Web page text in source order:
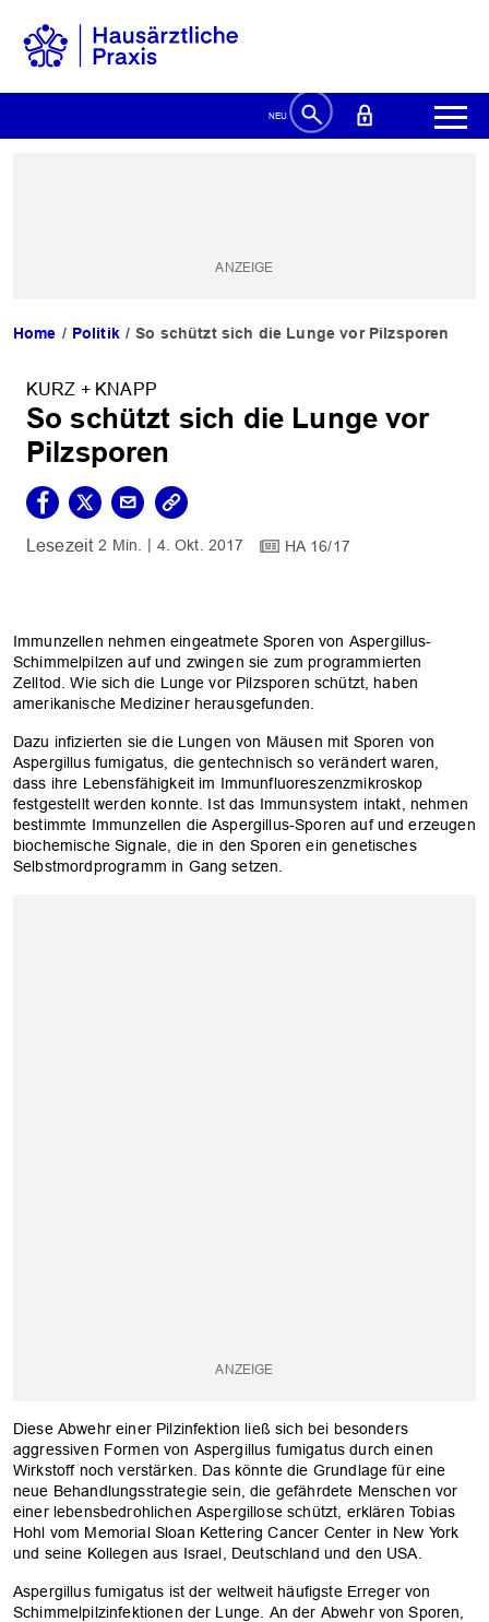
Home Politik So schützt sich die Lunge vor Pilzsporen
KURZ + KNAPP
So schützt sich die Lunge vor
Pilzsporen
2 Min. 4. Okt. 2017 HA 16/17
Immunzellen nehmen eingeatmete Sporen von Aspergillus-
Schimmelpilzen auf und zwingen sie zum programmierten
Zelltod. Wie sich die Lunge vor Pilzsporen schützt, haben
amerikanische Mediziner herausgefunden.
Dazu infizierten sie die Lungen von Mäusen mit Sporen von
Aspergillus fumigatus, die gentechnisch so verändert waren,
dass ihre Lebensfähigkeit im Immunfluoreszenzmikroskop
festgestellt werden konnte. Ist das Immunsystem intakt, nehmen
bestimmte Immunzellen die Aspergillus-Sporen auf und erzeugen
biochemische Signale, die in den Sporen ein genetisches
Selbstmordprogramm in Gang setzen.
Diese Abwehr einer Pilzinfektion ließ sich bei besonders
aggressiven Formen von Aspergillus fumigatus durch einen
Wirkstoff noch verstärken. Das könnte die Grundlage für eine
neue Behandlungsstrategie sein, die gefährdete Menschen vor
einer lebensbedrohlichen Aspergillose schützt, erklären Tobias
Hohl vom Memorial Sloan Kettering Cancer Center in New York
und seine Kollegen aus Israel, Deutschland und den USA.
Aspergillus fumigatus ist der weltweit häufigste Erreger von
Schimmelpilzinfektionen der Lunge. An der Abwehr von Sporen,